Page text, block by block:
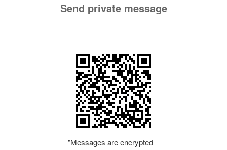
Send private message
"Messages are encrypted